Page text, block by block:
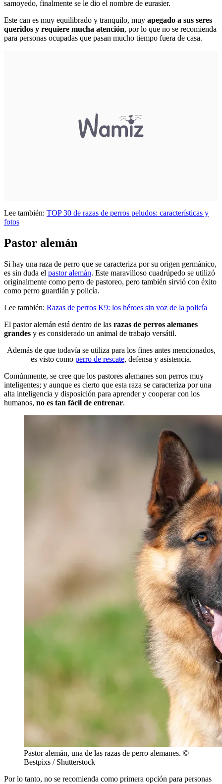
samoyedo, finalmente se le dio el nombre de eurasier.
Este can es muy equilibrado y tranquilo, muy apegado a sus seres
queridos y requiere mucha atención, por lo que no se recomienda
para personas ocupadas que pasan mucho tiempo fuera de casa.
Lee también: TOP 30 de razas de perros peludos: características y
fotos
Pastor alemán
Si hay una raza de perro que se caracteriza por su origen germánico,
es sin duda el pastor alemán. Este maravilloso cuadrúpedo se utilizó
originalmente como perro de pastoreo, pero también sirvió con éxito
como perro guardián y policía.
Lee también: Razas de perros K9: los héroes sin voz de la policía
El pastor alemán está dentro de las razas de perros alemanes
grandes y es considerado un animal de trabajo versátil.
Además de que todavía se utiliza para los fines antes mencionados,
es visto como perro de rescate, defensa y asistencia.
Comúnmente, se cree que los pastores alemanes son perros muy
inteligentes; y aunque es cierto que esta raza se caracteriza por una
alta inteligencia y disposición para aprender y cooperar con los
humanos, no es tan fácil de entrenar.
Pastor alemán, una de las razas de perro alemanes. ©
Bestpixs / Shutterstock
Por lo tanto, no se recomienda como primera opción para personas